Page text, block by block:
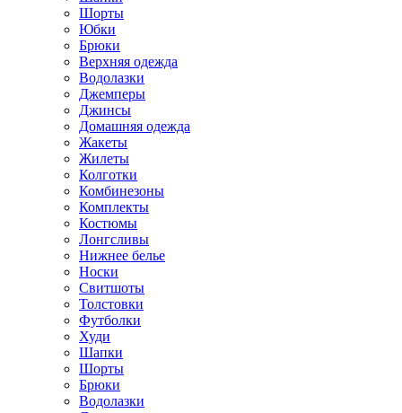
Шорты
Юбки
Брюки
Верхняя одежда
Водолазки
Джемперы
Джинсы
Домашняя одежда
Жакеты
Жилеты
Колготки
Комбинезоны
Комплекты
Костюмы
Лонгсливы
Нижнее белье
Носки
Свитшоты
Толстовки
Футболки
Худи
Шапки
Шорты
Брюки
Водолазки